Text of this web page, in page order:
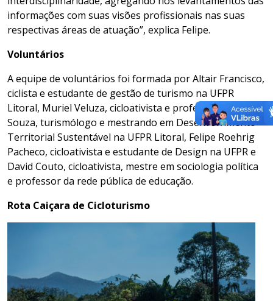
informações com suas visões profissionais nas suas
respectivas áreas de atuação”, explica Felipe.
Voluntários
A equipe de voluntários foi formada por Altair Francisco,
ciclista e estudante de gestão de turismo na UFPR
Litoral, Muriel Veluza, cicloativista e professora, Felipe
Souza, turismólogo e mestrando em Desenvolvimento
Territorial Sustentável na UFPR Litoral, Felipe Roehrig
Pacheco, cicloativista e estudante de Design na UFPR e
David Couto, cicloativista, mestre em sociologia política
e professor da rede pública de educação.
Rota Caiçara de Cicloturismo